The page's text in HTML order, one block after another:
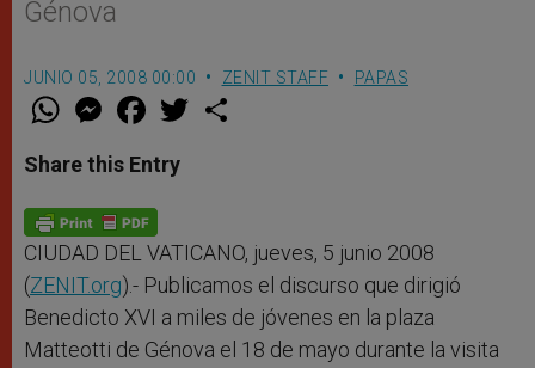
Génova
JUNIO 05, 2008 00:00 ZENIT STAFF PAPAS
W
t
s
p
p
M
e
s
e
g
e
r
F
a
e
b
o
k
w
Share this Entry
CIUDAD DEL VATICANO, jueves, 5 junio 2008
(ZENIT.org).- Publicamos el discurso que dirigió
Benedicto XVI a miles de jóvenes en la plaza
Matteotti de Génova el 18 de mayo durante la visita